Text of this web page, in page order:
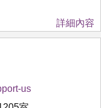
詳細內容
us